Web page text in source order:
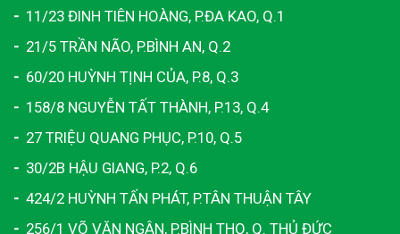
- 11/23 ĐINH TIÊN HOÀNG, P.ĐA KAO, Q.1
- 21/5 TRẦN NÃO, P.BÌNH AN, Q.2
- 60/20 HUỲNH TỊNH CỦA, P.8, Q.3
- 158/8 NGUYỄN TẤT THÀNH, P.13, Q.4
- 27 TRIỆU QUANG PHỤC, P.10, Q.5
- 30/2B HẬU GIANG, P.2, Q.6
- 424/2 HUỲNH TẤN PHÁT, P.TÂN THUẬN TÂY
- 256/1 VÕ VĂN NGÂN, P.BÌNH THỌ, Q. THỦ ĐỨC